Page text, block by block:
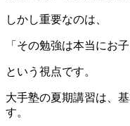
しかし重要なのは、
「その勉強は本当にお
という視点です。
大手塾の夏期講習は、
す。